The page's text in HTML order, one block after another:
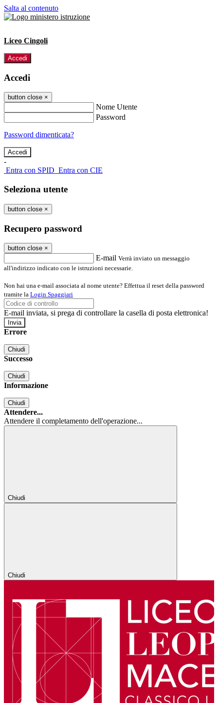
Salta al contenuto
Liceo Cingoli
Accedi
Accedi
button close ×
Nome Utente
Password
Password dimenticata?
-
Entra con SPID Entra con CIE
Seleziona utente
button close ×
Recupero password
button close ×
E-mail Verrà inviato un messaggio
all'indirizzo indicato con le istruzioni necessarie.
Non hai una e-mail associata al nome utente? Effettua il reset della password
tramite la Login Spaggiari
E-mail inviata, si prega di controllare la casella di posta elettronica!
Errore
Chiudi
Successo
Chiudi
Informazione
Chiudi
Attendere...
Attendere il completamento dell'operazione...
Chiudi
Chiudi